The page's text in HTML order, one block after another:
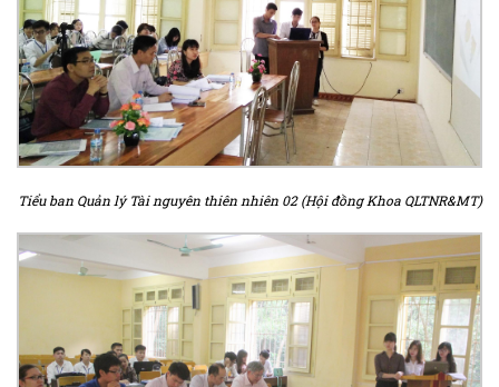
Tiểu ban Quản lý Tài nguyên thiên nhiên 02 (Hội đồng Khoa QLTNR&MT)